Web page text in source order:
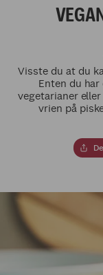
Visste du at du
Enten du
vegetarianer
vrien på